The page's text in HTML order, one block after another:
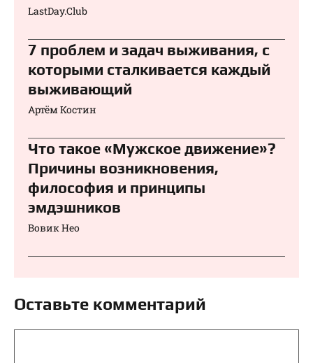
LastDay.Club
7 проблем и задач выживания, с
которыми сталкивается каждый
выживающий
Артём Костин
Что такое «Мужское движение»?
Причины возникновения,
философия и принципы
эмдэшников
Вовик Нео
Оставьте комментарий